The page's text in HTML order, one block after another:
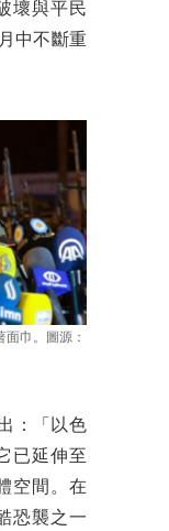
壞與平民
中不斷重
面巾。圖源：
：「以色
已延伸至
空間。在
恐襲之一